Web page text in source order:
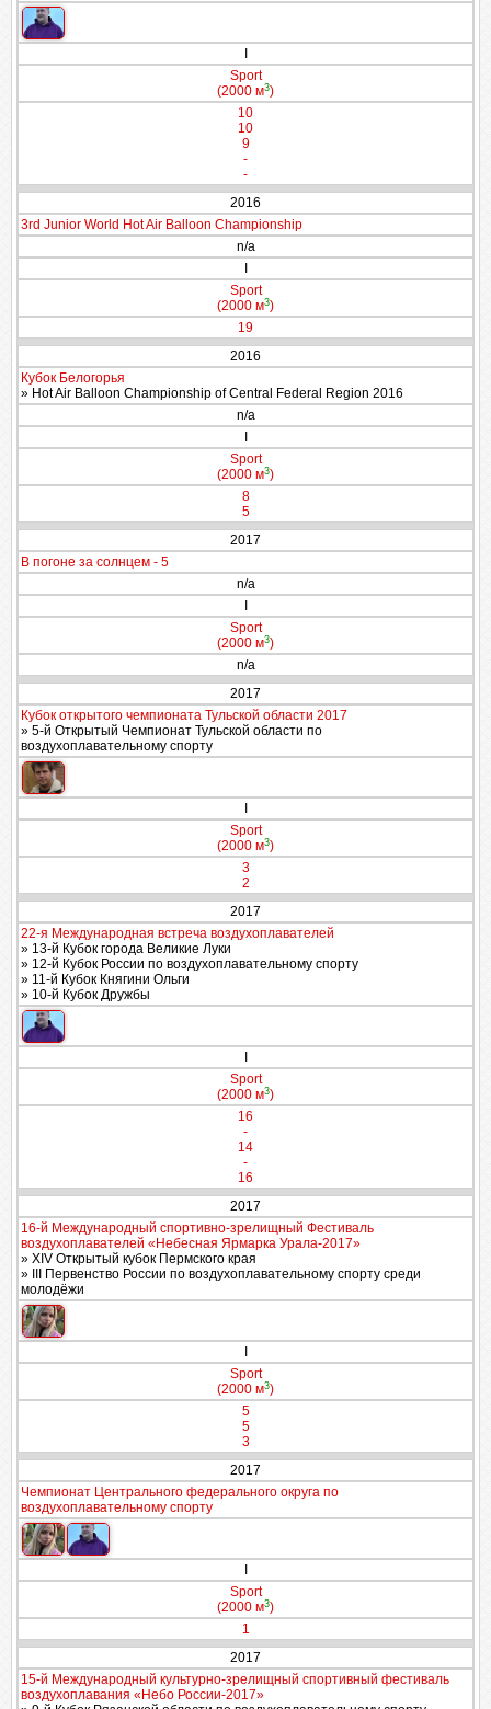
Sport
(2000 м3)
10
10
9
-
-
2016
3rd Junior World Hot Air Balloon Championship
n/a
Sport
(2000 м3)
19
2016
Кубок Белогорья
» Hot Air Balloon Championship of Central Federal Region 2016
n/a
Sport
(2000 м3)
8
5
2017
В погоне за солнцем - 5
n/a
Sport
(2000 м3)
n/a
2017
Кубок открытого чемпионата Тульской области 2017
» 5-й Открытый Чемпионат Тульской области по
воздухоплавательному спорту
Sport
(2000 м3)
3
2
2017
22-я Международная встреча воздухоплавателей
» 13-й Кубок города Великие Луки
» 12-й Кубок России по воздухоплавательному спорту
» 11-й Кубок Княгини Ольги
» 10-й Кубок Дружбы
Sport
(2000 м3)
16
-
14
-
16
2017
16-й Международный спортивно-зрелищный Фестиваль
воздухоплавателей «Небесная Ярмарка Урала-2017»
» XIV Открытый кубок Пермского края
» III Первенство России по воздухоплавательному спорту среди
молодёжи
Sport
(2000 м3)
5
5
3
2017
Чемпионат Центрального федерального округа по
воздухоплавательному спорту
Sport
(2000 м3)
1
2017
15-й Международный культурно-зрелищный спортивный фестиваль
воздухоплавания «Небо России-2017»